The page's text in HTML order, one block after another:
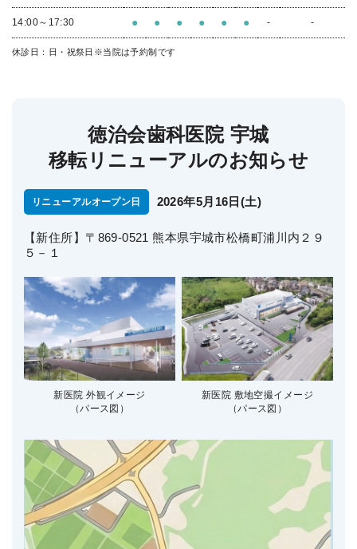
14:00～17:30 ● ● ● ● ● ● - -
休診日：日・祝祭日 ※当院は予約制です
徳治会歯科医院 宇城
移転リニューアルのお知らせ
リニューアルオープン日 2026年5月16日(土)
【新住所】〒869-0521 熊本県宇城市松橋町浦川内２９
５－１
新医院 外観イメージ
（パース図）
新医院 敷地空撮イメージ
（パース図）